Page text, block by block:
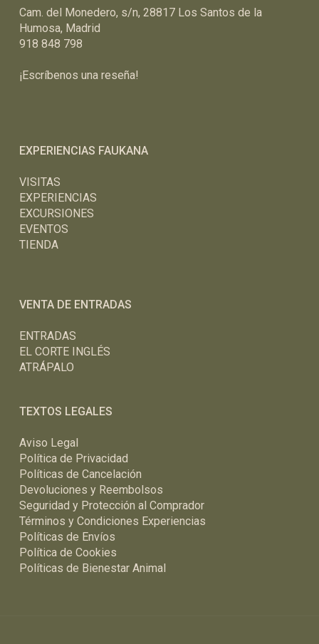
Cam. del Monedero, s/n, 28817 Los Santos de la
Humosa, Madrid
918 848 798
¡Escríbenos una reseña!
EXPERIENCIAS FAUKANA
VISITAS
EXPERIENCIAS
EXCURSIONES
EVENTOS
TIENDA
VENTA DE ENTRADAS
ENTRADAS
EL CORTE INGLÉS
ATRÁPALO
TEXTOS LEGALES
Aviso Legal
Política de Privacidad
Políticas de Cancelación
Devoluciones y Reembolsos
Seguridad y Protección al Comprador
Términos y Condiciones Experiencias
Políticas de Envíos
Política de Cookies
Políticas de Bienestar Animal